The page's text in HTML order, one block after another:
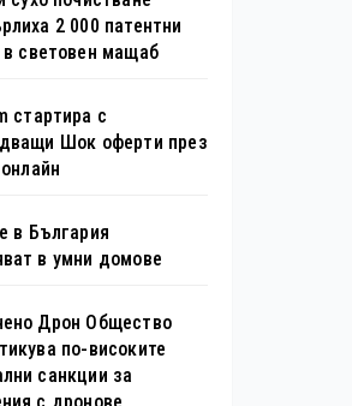
2 000 патентни
в световен мащаб
стартира с
Шок оферти през
в България
в умни домове
Дрон Общество
по-високите
санкции за